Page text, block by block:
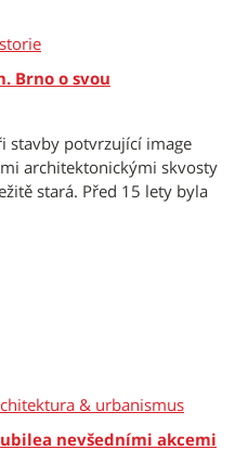
Brno o svou
stavby potvrzující image
architektonickými skvosty
stará. Před 15 lety byla
& urbanismus
nevšedními akcemi